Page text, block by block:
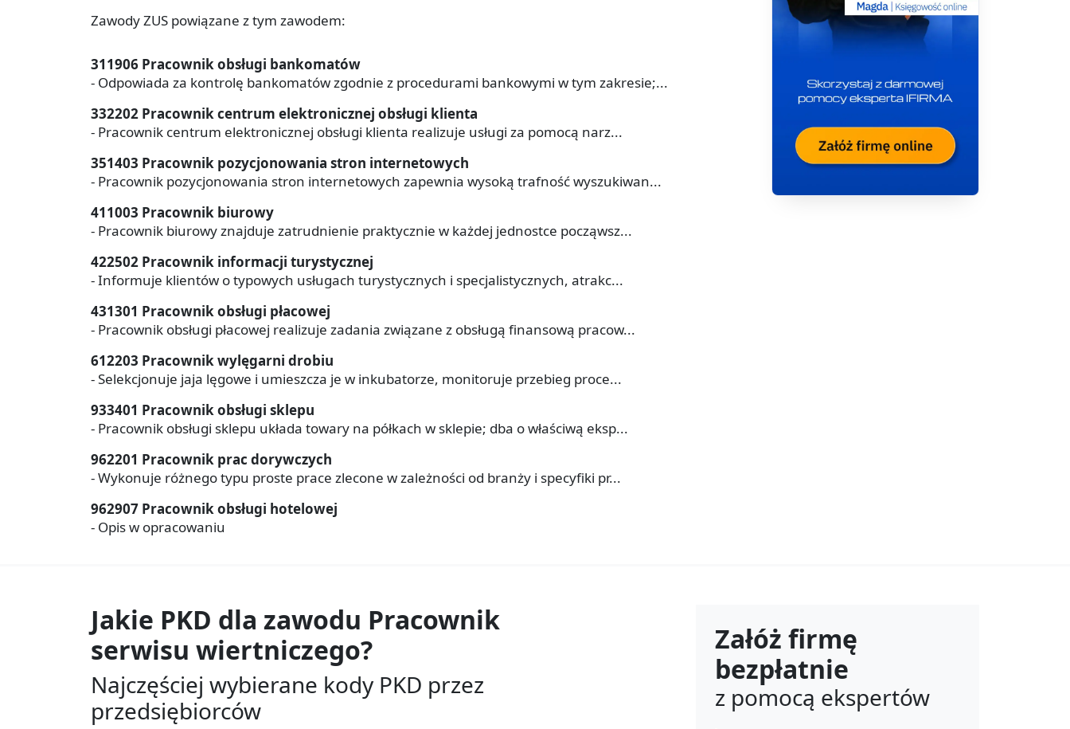
Zawody ZUS powiązane z tym zawodem:
311906 Pracownik obsługi bankomatów
- Odpowiada za kontrolę bankomatów zgodnie z procedurami bankowymi w tym zakresie;...
332202 Pracownik centrum elektronicznej obsługi klienta
- Pracownik centrum elektronicznej obsługi klienta realizuje usługi za pomocą narz...
351403 Pracownik pozycjonowania stron internetowych
- Pracownik pozycjonowania stron internetowych zapewnia wysoką trafność wyszukiwan...
411003 Pracownik biurowy
- Pracownik biurowy znajduje zatrudnienie praktycznie w każdej jednostce począwsz...
422502 Pracownik informacji turystycznej
- Informuje klientów o typowych usługach turystycznych i specjalistycznych, atrakc...
431301 Pracownik obsługi płacowej
- Pracownik obsługi płacowej realizuje zadania związane z obsługą finansową pracow...
612203 Pracownik wylęgarni drobiu
- Selekcjonuje jaja lęgowe i umieszcza je w inkubatorze, monitoruje przebieg proce...
933401 Pracownik obsługi sklepu
- Pracownik obsługi sklepu układa towary na półkach w sklepie; dba o właściwą eksp...
962201 Pracownik prac dorywczych
- Wykonuje różnego typu proste prace zlecone w zależności od branży i specyfiki pr...
962907 Pracownik obsługi hotelowej
- Opis w opracowaniu
Jakie PKD dla zawodu Pracownik
serwisu wiertniczego?
Najczęściej wybierane kody PKD przez
przedsiębiorców
Załóż firmę
bezpłatnie
z pomocą ekspertów